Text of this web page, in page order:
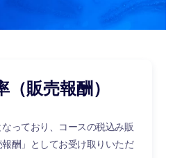
販売報酬）
っており、コースの税込み販
酬」としてお受け取りいただ